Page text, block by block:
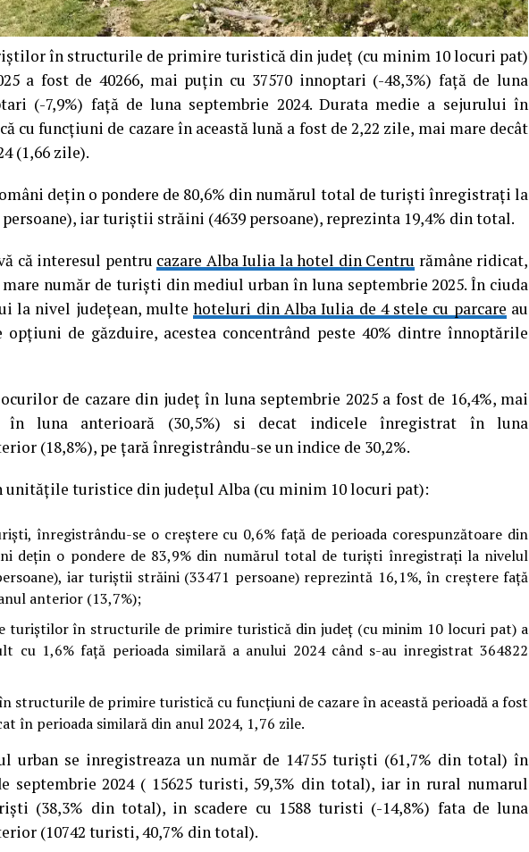
în structurile de primire turistică din judeţ (cu minim 10 locuri pat)
a fost de 40266, mai puțin cu 37570 innoptari (-48,3%) faţă de luna
(-7,9%) faţă de luna septembrie 2024. Durata medie a sejurului în
funcţiuni de cazare în această lună a fost de 2,22 zile, mai mare decât
(1,66 zile).
deţin o pondere de 80,6% din numărul total de turişti înregistraţi la
iar turiştii străini (4639 persoane), reprezinta 19,4% din total.
că interesul pentru cazare Alba Iulia la hotel din Centru rămâne ridicat,
număr de turiști din mediul urban în luna septembrie 2025. În ciuda
la nivel județean, multehoteluri din Alba Iulia de 4 stele cu parcare au
de găzduire, acestea concentrând peste 40% dintre înnoptările
de cazare din judeţ în luna septembrie 2025 a fost de 16,4%, mai
luna anterioară (30,5%) si decat indicele înregistrat în luna
(18,8%), pe ţară înregistrându-se un indice de 30,2%.
unităţile turistice din judeţul Alba (cu minim 10 locuri pat):
înregistrându-se o creștere cu 0,6% faţă de perioada corespunzătoare din
deţin o pondere de 83,9% din numărul total de turişti înregistraţi la nivelul
iar turiştii străini (33471 persoane) reprezintă 16,1%, în creștere față
anterior (13,7%);
turiştilor în structurile de primire turistică din judeţ (cu minim 10 locuri pat) a
cu 1,6% faţă perioada similară a anului 2024 când s-au inregistrat 364822
structurile de primire turistică cu funcţiuni de cazare în această perioadă a fost
în perioada similară din anul 2024, 1,76 zile.
urban se inregistreaza un număr de 14755 turiști (61,7% din total) în
septembrie 2024 ( 15625 turisti, 59,3% din total), iar in rural numarul
(38,3% din total), in scadere cu 1588 turisti (-14,8%) fata de luna
(10742 turisti, 40,7% din total).